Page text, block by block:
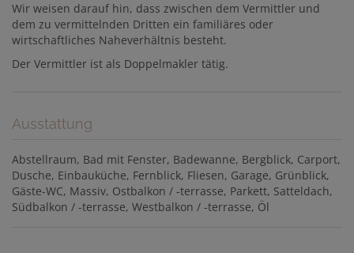
Wir weisen darauf hin, dass zwischen dem Vermittler und
dem zu vermittelnden Dritten ein familiäres oder
wirtschaftliches Naheverhältnis besteht.
Der Vermittler ist als Doppelmakler tätig.
Ausstattung
Abstellraum Bad mit Fenster Badewanne Bergblick Carport
Dusche Einbauküche Fernblick Fliesen Garage Grünblick
Gäste-WC Massiv Ostbalkon / -terrasse Parkett Satteldach
Südbalkon / -terrasse Westbalkon / -terrasse Öl